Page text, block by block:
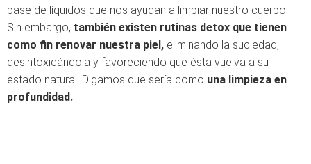
base de líquidos que nos ayudan a limpiar nuestro cuerpo.
Sin embargo, también existen rutinas detox que tienen
como fin renovar nuestra piel, eliminando la suciedad,
desintoxicándola y favoreciendo que ésta vuelva a su
estado natural. Digamos que sería como una limpieza en
profundidad.